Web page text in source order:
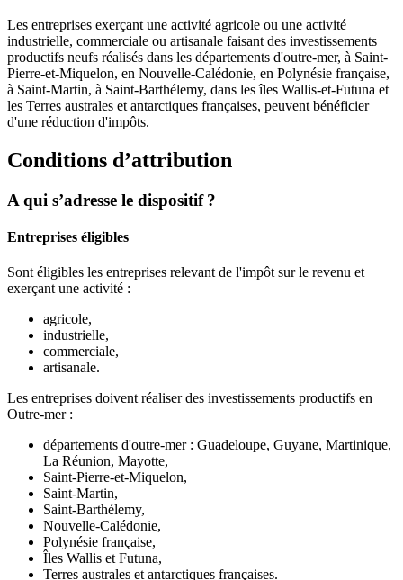
Les entreprises exerçant une activité agricole ou une activité
industrielle, commerciale ou artisanale faisant des investissements
productifs neufs réalisés dans les départements d'outre-mer, à Saint-
Pierre-et-Miquelon, en Nouvelle-Calédonie, en Polynésie française,
à Saint-Martin, à Saint-Barthélemy, dans les îles Wallis-et-Futuna et
les Terres australes et antarctiques françaises, peuvent bénéficier
d'une réduction d'impôts.
Conditions d’attribution
A qui s’adresse le dispositif ?
Entreprises éligibles
Sont éligibles les entreprises relevant de l'impôt sur le revenu et
exerçant une activité :
agricole,
industrielle,
commerciale,
artisanale.
Les entreprises doivent réaliser des investissements productifs en
Outre-mer :
départements d'outre-mer : Guadeloupe, Guyane, Martinique,
La Réunion, Mayotte,
Saint-Pierre-et-Miquelon,
Saint-Martin,
Saint-Barthélemy,
Nouvelle-Calédonie,
Polynésie française,
Îles Wallis et Futuna,
Terres australes et antarctiques françaises.